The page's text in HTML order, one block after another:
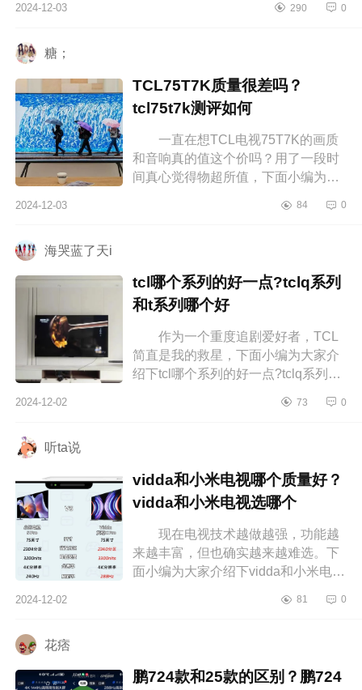
吗？海信会议电视XP3E好不好 海
2024-12-03 290 0
糖；
TCL75T7K质量很差吗？
tcl75t7k测评如何
一直在想TCL电视75T7K的画质
和音响真的值这个价吗？用了一段时
间真心觉得物超所值，下面小编为大
tcl75t7k测评如何 TCL75T7K质量
2024-12-03 84 0
海哭蓝了天i
tcl哪个系列的好一点?tclq系列
和t系列哪个好
作为一个重度追剧爱好者，TCL
简直是我的救星，下面小编为大家介
绍下tcl哪个系列的好一点?tclq系列和t
点 tclq系列和t系列哪个好 ...
2024-12-02 73 0
听ta说
vidda和小米电视哪个质量好？
vidda和小米电视选哪个
现在电视技术越做越强，功能越
来越丰富，但也确实越来越难选。下
面小编为大家介绍下vidda和小米电视
个 vidda和小米电视哪个质量
2024-12-02 81 0
花痞
鹏724款和25款的区别？鹏724